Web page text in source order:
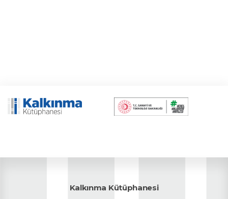
Kalkınma Kütüphanesi